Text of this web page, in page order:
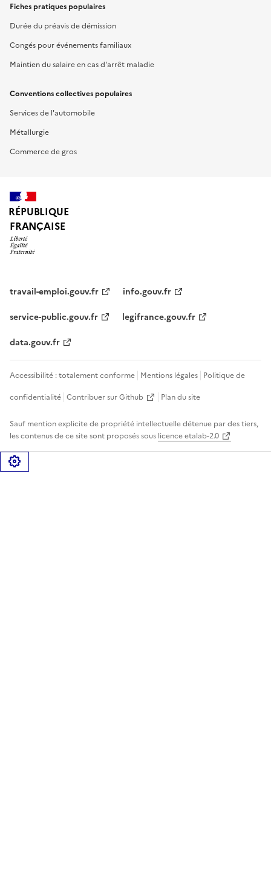
Fiches pratiques populaires
Durée du préavis de démission
Congés pour événements familiaux
Maintien du salaire en cas d'arrêt maladie
Conventions collectives populaires
Services de l'automobile
Métallurgie
Commerce de gros
RÉPUBLIQUE
FRANÇAISE
travail-emploi.gouv.fr
info.gouv.fr
service-public.gouv.fr
legifrance.gouv.fr
data.gouv.fr
Accessibilité : totalement conforme Mentions légales Politique de
confidentialité Contribuer sur Github Plan du site
Sauf mention explicite de propriété intellectuelle détenue par des tiers,
les contenus de ce site sont proposés sous licence etalab-2.0
Gérer les cookies